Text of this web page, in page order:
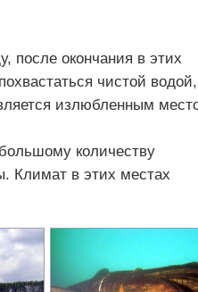
после окончания в этих
чистой водой,
излюбленным
количеству
Климат в этих местах